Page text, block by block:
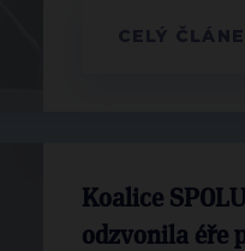
CELÝ
Koalice
odzvonila éře